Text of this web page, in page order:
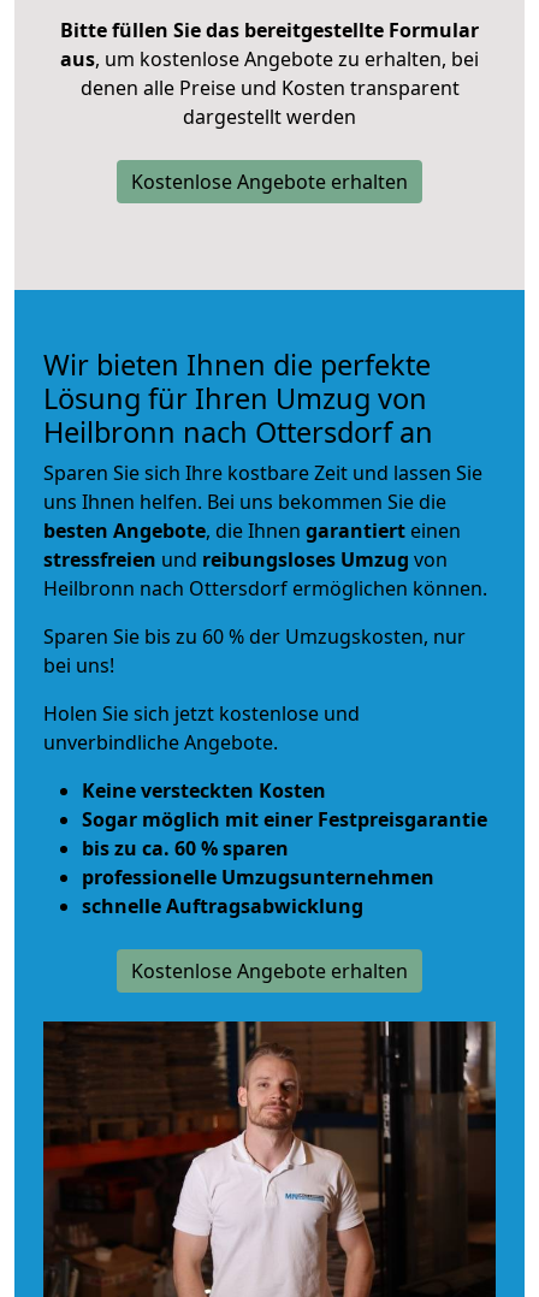
Bitte füllen Sie das bereitgestellte Formular
aus, um kostenlose Angebote zu erhalten, bei
denen alle Preise und Kosten transparent
dargestellt werden
Kostenlose Angebote erhalten
Wir bieten Ihnen die perfekte
Lösung für Ihren Umzug von
Heilbronn nach Ottersdorf an
Sparen Sie sich Ihre kostbare Zeit und lassen Sie
uns Ihnen helfen. Bei uns bekommen Sie die
besten Angebote, die Ihnen garantiert einen
stressfreien und reibungsloses Umzug von
Heilbronn nach Ottersdorf ermöglichen können.
Sparen Sie bis zu 60 % der Umzugskosten, nur
bei uns!
Holen Sie sich jetzt kostenlose und
unverbindliche Angebote.
Keine versteckten Kosten
Sogar möglich mit einer Festpreisgarantie
bis zu ca. 60 % sparen
professionelle Umzugsunternehmen
schnelle Auftragsabwicklung
Kostenlose Angebote erhalten